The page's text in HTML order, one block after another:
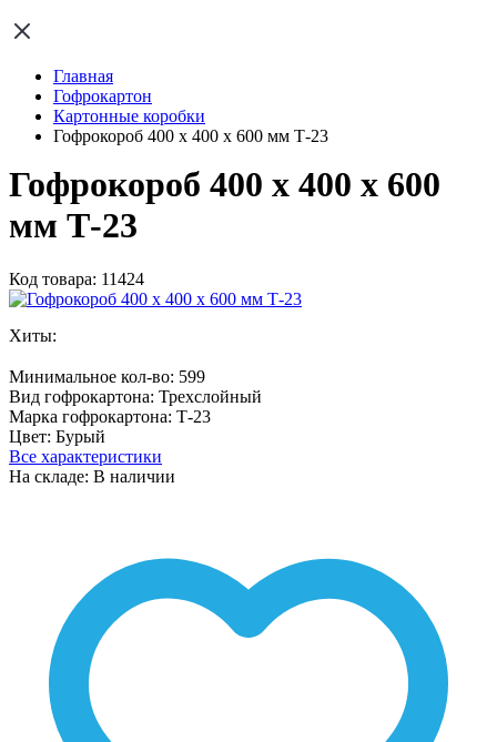
Главная
Гофрокартон
Картонные коробки
Гофрокороб 400 х 400 х 600 мм Т-23
Гофрокороб 400 х 400 х 600
мм Т-23
Код товара: 11424
Хиты:
Минимальное кол-во: 599
Вид гофрокартона: Трехслойный
Марка гофрокартона: Т-23
Цвет: Бурый
Все характеристики
На складе: В наличии